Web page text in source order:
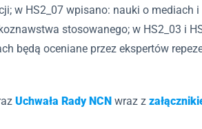
w HS2_07 wpisano: nauki o mediach i
stosowanego; w HS2_03 i
będą oceniane przez ekspertów
Uchwała Rady NCN wraz z